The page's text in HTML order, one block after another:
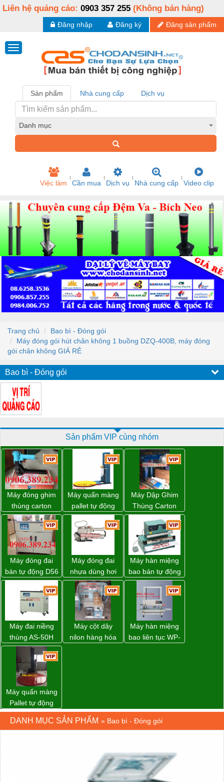
Liên hệ quảng cáo: 0903 357 255 (Không bán hàng)
Đăng sản phẩm
Đăng ký
Đăng nhập
Sản phẩm Nhà cung cấp Dịch vụ
Danh mục
Việc làm Cần mua Dịch vụ Nhà cung cấp Video clip
Trang chủ
Bao bì - Đóng gói
Máy đóng gói hút chân không 1 buồng DZQ-400B, máy đóng
gói chân không GIÁ RẺ
Bao bì - Đóng gói
Sản phẩm VIP cùng nhóm
Máy đóng ghim
thùng carton
dùng khí nén giá
tốt
Máy quấn màng
pallet tự động
WP-55 chính
hãng Wellpack
giá tốt
Máy Dập Ghim
Thùng Carton
Wp-1200 Chính
Hãng Đài Loan
Máy đóng đai
bán tự động D56
Strapack
Máy đóng đai
nhựa dùng hơi
khí nén WP-20
Máy hàn miệng
bao bán tự động
nhập khẩu
Taiwan
Máy đai niềng
thùng AS-50H
Wellpack
Máy cột dây
nilon hàng hóa
Máy hàn miệng
bao liên tục WP-
Máy quấn màng
Pallet tự động
WP-55 xuất xứ
Đài Loan
DANH MỤC SẢN PHẨM » Bao bì - Đóng gói